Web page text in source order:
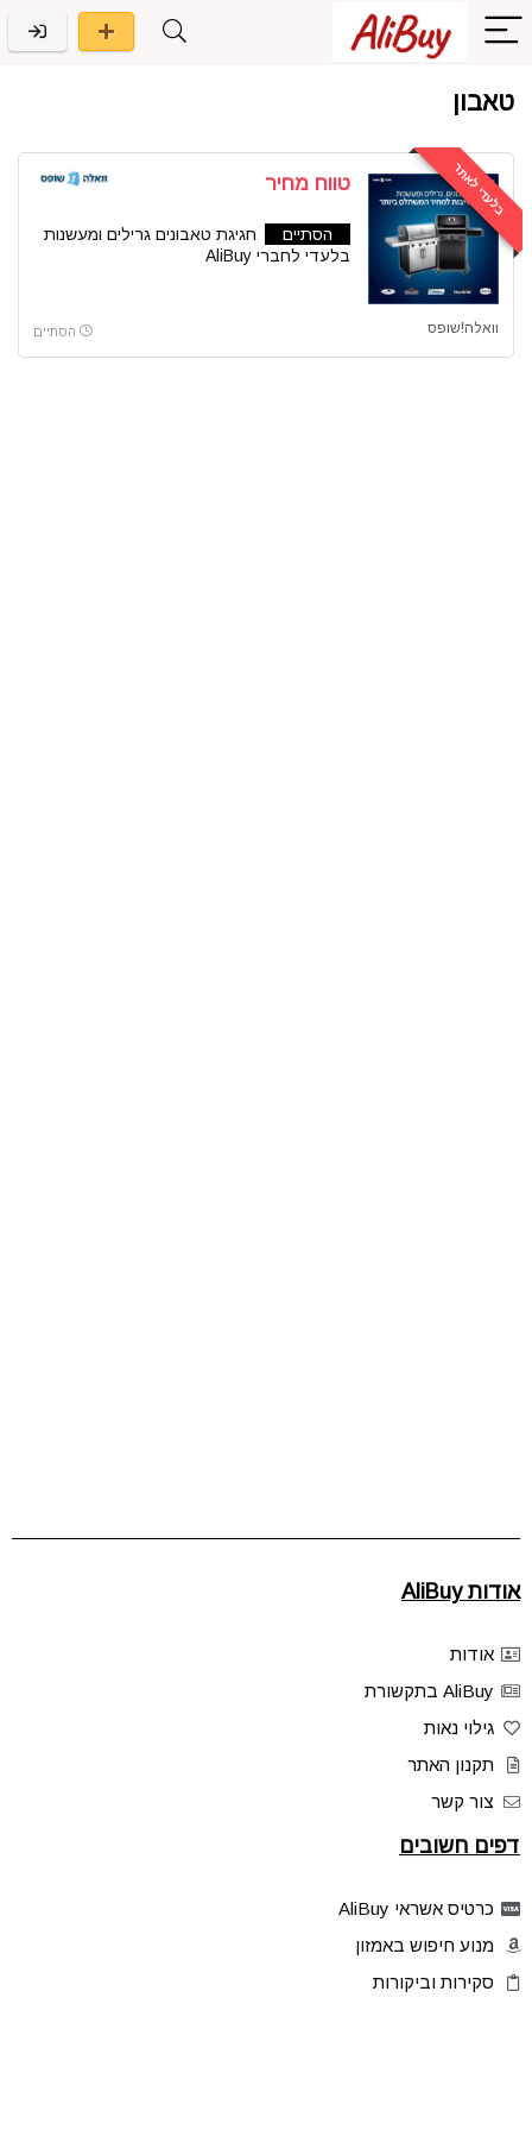
טאבון
בלעדי לאתר טווח מחיר
הסתיים
חגיגת טאבונים גרילים ומעשנות
בלעדי לחברי AliBuy
וואלה!שופס הסתיים
אודות AliBuy
אודות
AliBuy בתקשורת
גילוי נאות
תקנון האתר
צור קשר
דפים חשובים
כרטיס אשראי AliBuy
מנוע חיפוש באמזון
סקירות וביקורות